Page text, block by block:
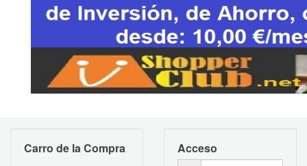
Carro de la Compra Acceso